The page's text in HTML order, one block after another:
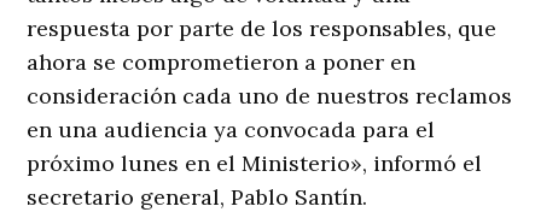
respuesta por parte de los responsables, que
ahora se comprometieron a poner en
consideración cada uno de nuestros reclamos
en una audiencia ya convocada para el
próximo lunes en el Ministerio», informó el
secretario general, Pablo Santín.